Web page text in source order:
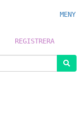
MENY
REGISTRERA